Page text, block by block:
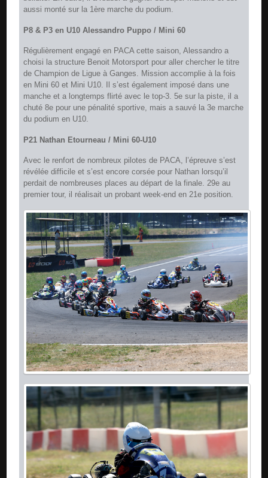
aussi monté sur la 1ère marche du podium.
P8 & P3 en U10 Alessandro Puppo / Mini 60
Régulièrement engagé en PACA cette saison, Alessandro a
choisi la structure Benoit Motorsport pour aller chercher le titre
de Champion de Ligue à Ganges. Mission accomplie à la fois
en Mini 60 et Mini U10. Il s’est également imposé dans une
manche et a longtemps flirté avec le top-3. 5e sur la piste, il a
chuté 8e pour une pénalité sportive, mais a sauvé la 3e marche
du podium en U10.
P21 Nathan Etourneau / Mini 60-U10
Avec le renfort de nombreux pilotes de PACA, l’épreuve s’est
révélée difficile et s’est encore corsée pour Nathan lorsqu’il
perdait de nombreuses places au départ de la finale. 29e au
premier tour, il réalisait un probant week-end en 21e position.